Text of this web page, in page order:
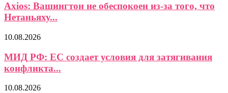
Axios: Вашингтон не обеспокоен из-за того, что
Нетаньяху...
10.08.2026
МИД РФ: ЕС создает условия для затягивания
конфликта...
10.08.2026